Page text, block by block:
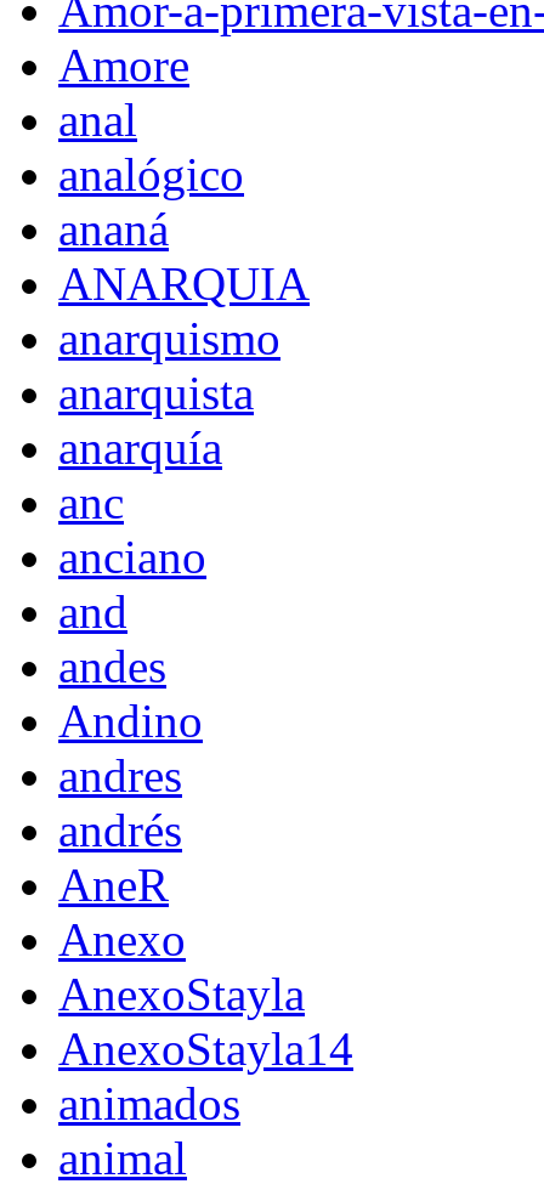
Amor-a-primera-vista-
Amore
anal
analógico
ananá
ANARQUIA
anarquismo
anarquista
anarquía
anc
anciano
and
andes
Andino
andres
andrés
AneR
Anexo
AnexoStayla
AnexoStayla14
animados
animal